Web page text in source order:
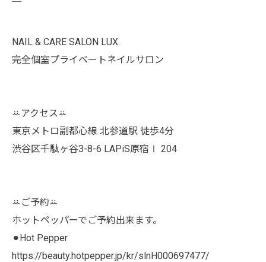
NAIL & CARE SALON LUX.
完全個室プライベートネイルサロン
ꕁアクセスꕁ
東京メトロ副都心線 北参道駅 徒歩4分
渋谷区千駄ヶ谷3-8-6 LAPiS原宿Ⅰ 204
ꕁご予約ꕁ
ホットペッパーでご予約出来ます。
⚫︎Hot Pepper
https://beauty.hotpepper.jp/kr/slnH000697477/